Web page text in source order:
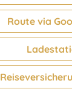
Route via